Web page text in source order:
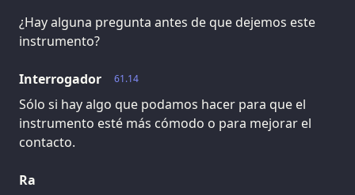
¿Hay alguna pregunta antes de que dejemos este
instrumento?
61.14
Interrogador
Sólo si hay algo que podamos hacer para que el
instrumento esté más cómodo o para mejorar el
contacto.
Ra